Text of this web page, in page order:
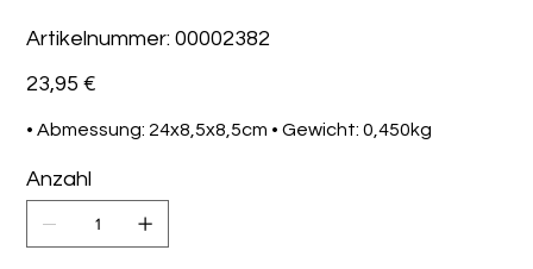
Artikelnummer: Artikelnummer:
00002382
00002382
Preis
23,95 €
• Abmessung: 24x8,5x8,5cm • Gewicht: 0,450kg
Anzahl